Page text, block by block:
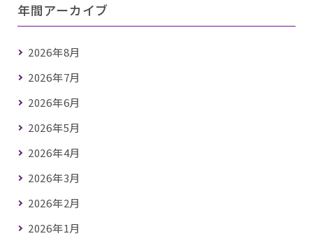
年間アーカイブ
2026年8月
2026年7月
2026年6月
2026年5月
2026年4月
2026年3月
2026年2月
2026年1月